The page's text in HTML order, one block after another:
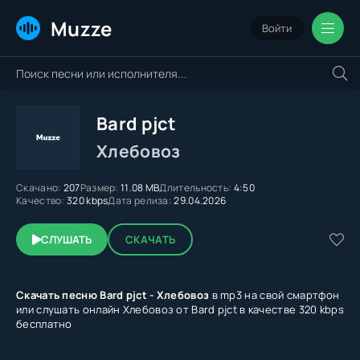
Muzze Войти
Bard pjct
Хлебовоз
Скачано: 207Размер: 11.08 MBДлительность: 4:50
Качество: 320 kbpsДата релиза:29.04.2026
СЛУШАТЬ СКАЧАТЬ
Скачать песню Bard pjct - Хлебовоз в mp3 на свой смартфон
или слушать онлайн Хлебовоз от Bard pjct в качестве 320 kbps
бесплатно